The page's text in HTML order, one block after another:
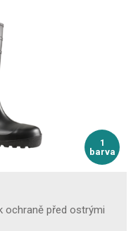
1
barva
ochraně před ostrými